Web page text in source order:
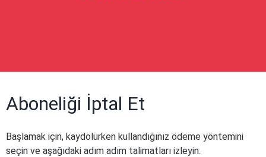
Aboneliği İptal Et
Başlamak için, kaydolurken kullandığınız ödeme yöntemini
seçin ve aşağıdaki adım adım talimatları izleyin.